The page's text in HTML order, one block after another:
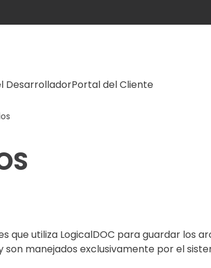
DesarrolladorPortal del Cliente
que utiliza LogicalDOC para guardar los
manejados exclusivamente por el